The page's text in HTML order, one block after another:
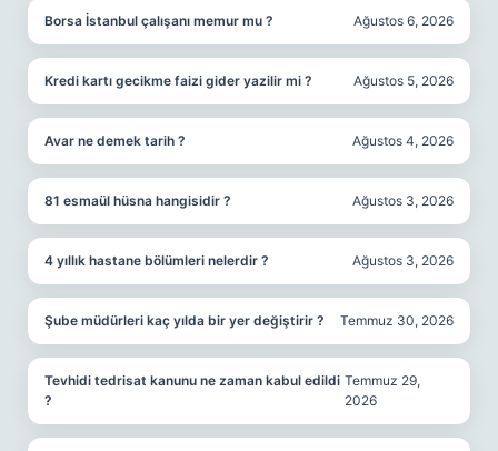
Borsa İstanbul çalışanı memur mu ? Ağustos 6, 2026
Kredi kartı gecikme faizi gider yazilir mi ? Ağustos 5, 2026
Avar ne demek tarih ? Ağustos 4, 2026
81 esmaül hüsna hangisidir ? Ağustos 3, 2026
4 yıllık hastane bölümleri nelerdir ? Ağustos 3, 2026
Şube müdürleri kaç yılda bir yer değiştirir ? Temmuz 30, 2026
Tevhidi tedrisat kanunu ne zaman kabul edildi
?
Temmuz 29,
2026